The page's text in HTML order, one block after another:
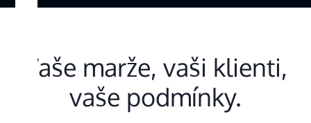
Vaše marže, vaši klienti,
vaše podmínky.